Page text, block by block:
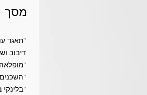
מסך
"תאגד עונה 1"-
דיבוב
"בלינקי